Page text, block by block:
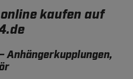
kaufen auf
Anhängerkupplungen,